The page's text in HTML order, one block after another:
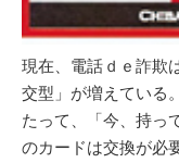
現在、電話ｄｅ詐欺
交型」が増えている
たって、「今、持っ
のカードは交換が必